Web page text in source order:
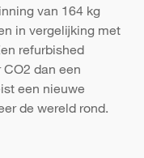
van 164 kg
in vergelijking met
refurbished
dan een
een nieuwe
de wereld rond.